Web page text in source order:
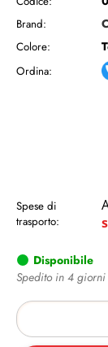
Brand:
Colore:
Ordina:
Spese di
trasporto:
Disponibile
Spedito in 4